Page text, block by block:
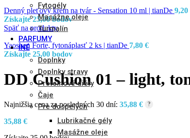
Fytogély
Masážne oleje
Turmalín
PARFUMY
INÉ
Doplnky
Doplnky stravy
Proteínové diéty
Čaje
Pre dospelých
Lubrikačné gély
Masážne oleje
Denný pleťový krém na tvár - Sensation 10 ml | tianDe 9,20
Získajte 25,00 bodov
Späť na produkty
Yaoshen Forte, fytonáplasť 2 ks | tianDe 7,80 €
Získajte 25,00 bodov
DD Cushion 01 – light,
Najnižšia cena za posledných 30 dní: 35,88 € ?
35,88 €